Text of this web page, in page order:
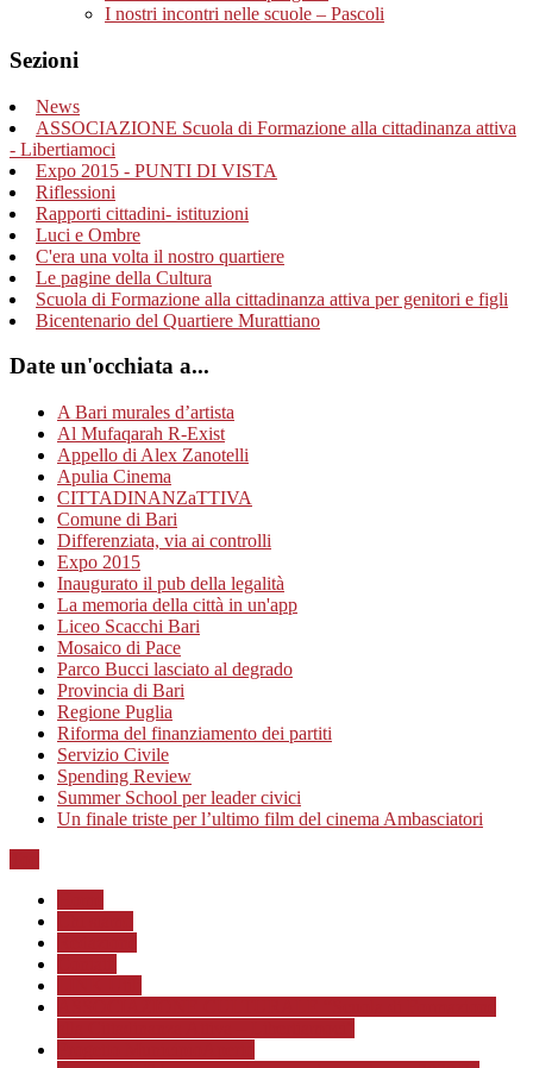
I nostri incontri nelle scuole – Pascoli
Sezioni
News
ASSOCIAZIONE Scuola di Formazione alla cittadinanza attiva
- Libertiamoci
Expo 2015 - PUNTI DI VISTA
Riflessioni
Rapporti cittadini- istituzioni
Luci e Ombre
C'era una volta il nostro quartiere
Le pagine della Cultura
Scuola di Formazione alla cittadinanza attiva per genitori e figli
Bicentenario del Quartiere Murattiano
Date un'occhiata a...
A Bari murales d’artista
Al Mufaqarah R-Exist
Appello di Alex Zanotelli
Apulia Cinema
CITTADINANZaTTIVA
Comune di Bari
Differenziata, via ai controlli
Expo 2015
Inaugurato il pub della legalità
La memoria della città in un'app
Liceo Scacchi Bari
Mosaico di Pace
Parco Bucci lasciato al degrado
Provincia di Bari
Regione Puglia
Riforma del finanziamento dei partiti
Servizio Civile
Spending Review
Summer School per leader civici
Un finale triste per l’ultimo film del cinema Ambasciatori